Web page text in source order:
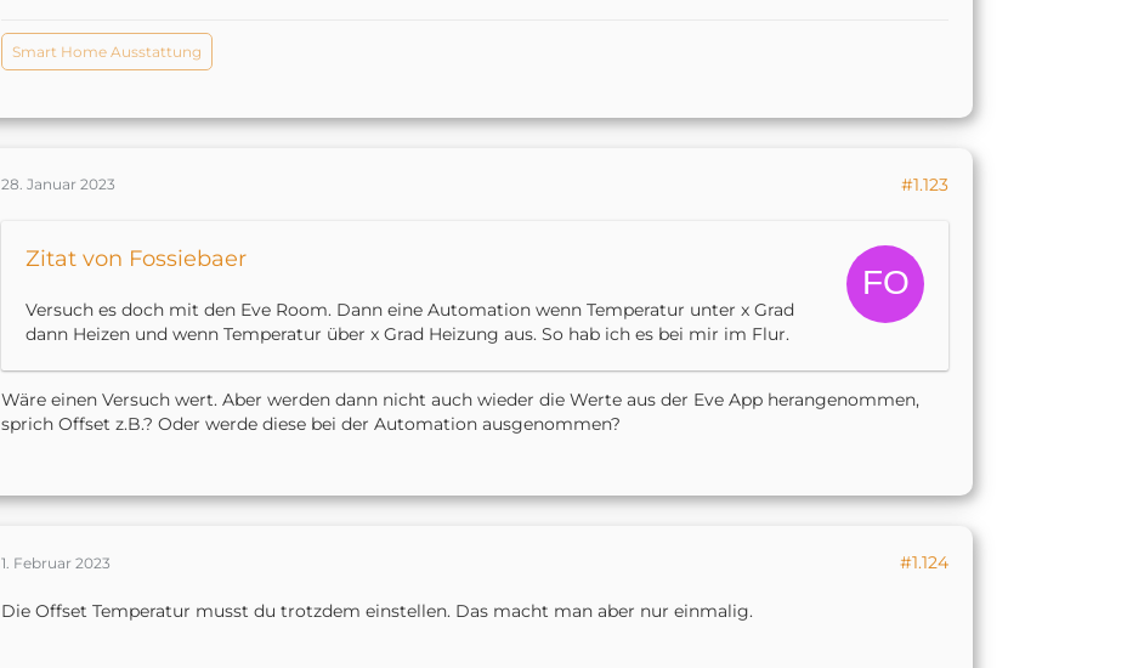
Smart Home Ausstattung
28. Januar 2023 #1.123
Zitat von Fossiebaer
Versuch es doch mit den Eve Room. Dann eine Automation wenn Temperatur unter x Grad
dann Heizen und wenn Temperatur über x Grad Heizung aus. So hab ich es bei mir im Flur.
Wäre einen Versuch wert. Aber werden dann nicht auch wieder die Werte aus der Eve App herangenommen,
sprich Offset z.B.? Oder werde diese bei der Automation ausgenommen?
1. Februar 2023 #1.124
Die Offset Temperatur musst du trotzdem einstellen. Das macht man aber nur einmalig.